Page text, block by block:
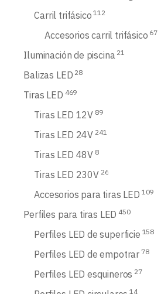
Carril trifásico 112
Accesorios carril trifásico 67
Iluminación de piscina 21
Balizas LED 28
Tiras LED 469
Tiras LED 12V 89
Tiras LED 24V 241
Tiras LED 48V 8
Tiras LED 230V 26
Accesorios para tiras LED 109
Perfiles para tiras LED 450
Perfiles LED de superficie 158
Perfiles LED de empotrar 78
Perfiles LED esquineros 27
14